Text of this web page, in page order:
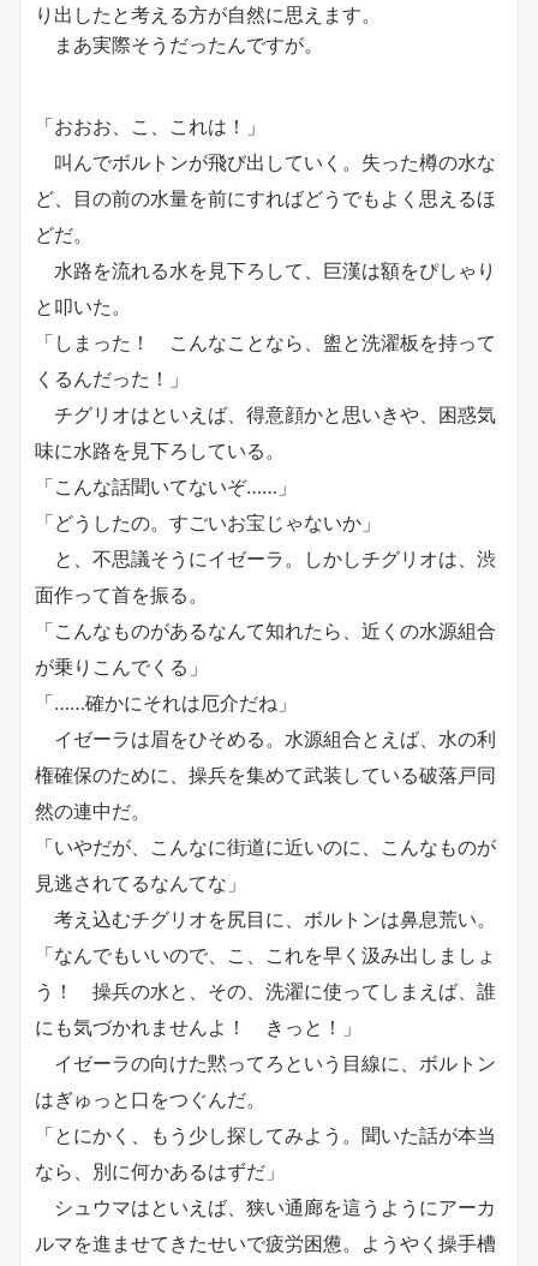
り出したと考える方が自然に思えます。
まあ実際そうだったんですが。
「おおお、こ、これは！」
叫んでボルトンが飛び出していく。失った樽の水な
ど、目の前の水量を前にすればどうでもよく思えるほ
どだ。
水路を流れる水を見下ろして、巨漢は額をぴしゃり
と叩いた。
「しまった！ こんなことなら、盥と洗濯板を持って
くるんだった！」
チグリオはといえば、得意顔かと思いきや、困惑気
味に水路を見下ろしている。
「こんな話聞いてないぞ……」
「どうしたの。すごいお宝じゃないか」
と、不思議そうにイゼーラ。しかしチグリオは、渋
面作って首を振る。
「こんなものがあるなんて知れたら、近くの水源組合
が乗りこんでくる」
「……確かにそれは厄介だね」
イゼーラは眉をひそめる。水源組合とえば、水の利
権確保のために、操兵を集めて武装している破落戸同
然の連中だ。
「いやだが、こんなに街道に近いのに、こんなものが
見逃されてるなんてな」
考え込むチグリオを尻目に、ボルトンは鼻息荒い。
「なんでもいいので、こ、これを早く汲み出しましょ
う！ 操兵の水と、その、洗濯に使ってしまえば、誰
にも気づかれませんよ！ きっと！」
イゼーラの向けた黙ってろという目線に、ボルトン
はぎゅっと口をつぐんだ。
「とにかく、もう少し探してみよう。聞いた話が本当
なら、別に何かあるはずだ」
シュウマはといえば、狭い通廊を這うようにアーカ
ルマを進ませてきたせいで疲労困憊。ようやく操手槽